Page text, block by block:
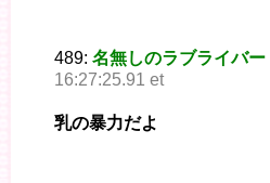
489: 名無しのラブライバー
16:27:25.91 et
乳の暴力だよ